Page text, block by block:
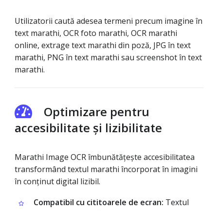
Utilizatorii caută adesea termeni precum imagine în
text marathi, OCR foto marathi, OCR marathi
online, extrage text marathi din poză, JPG în text
marathi, PNG în text marathi sau screenshot în text
marathi.
Optimizare pentru
accesibilitate și lizibilitate
Marathi Image OCR îmbunătățește accesibilitatea
transformând textul marathi încorporat în imagini
în conținut digital lizibil.
Compatibil cu cititoarele de ecran: Textul